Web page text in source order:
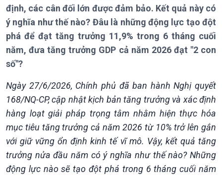
Chính trị
Tin Chính trị
Chính phủ với người dân
Quốc hội với cử tri
Xây dựng đảng
Đảng trong cuộc sống
Nhận diện sự thật
Pháp luật và đời sống
Thế giới
Tin thế giới
Vấn đề quốc tế
Hồ sơ sự kiện quốc tế
Thế giới & Việt Nam
Biên cương - Một dải vững
bền
định, các cân đối lớn được đảm bảo. Kết quả này có
ý nghĩa như thế nào? Đâu là những động lực tạo đột
phá để đạt tăng trưởng 11,9% trong 6 tháng cuối
năm, đưa tăng trưởng GDP cả năm 2026 đạt "2 con
số"?
Ngày 27/6/2026, Chính phủ đã ban hành Nghị quyết
168/NQ-CP, cập nhật kịch bản tăng trưởng và xác định
hàng loạt giải pháp trọng tâm nhằm hiện thực hóa
mục tiêu tăng trưởng cả năm 2026 từ 10% trở lên gắn
với giữ vững ổn định kinh tế vĩ mô. Vậy, kết quả tăng
trưởng nửa đầu năm có ý nghĩa như thế nào? Những
động lực nào sẽ tạo đột phá trong 6 tháng cuối năm